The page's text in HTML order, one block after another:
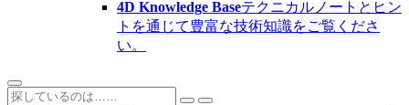
4D Knowledge Baseテクニカルノートとヒン
トを通じて豊富な技術知識をご覧くださ
い。